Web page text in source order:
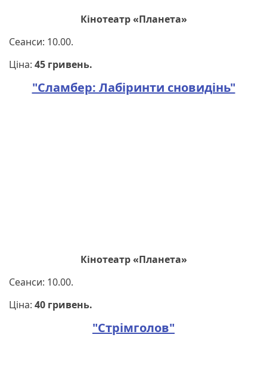
Кінотеатр «Планета»
Сеанси: 10.00.
Ціна: 45 гривень.
"Сламбер: Лабіринти сновидінь"
Кінотеатр «Планета»
Сеанси: 10.00.
Ціна: 40 гривень.
"Стрімголов"